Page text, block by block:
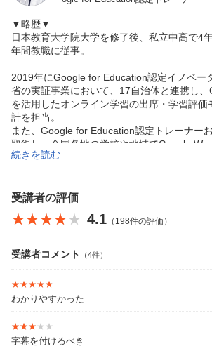
▼略歴▼
日本教育大学院大学を修了後、私立中高で4
年間教職に従事。
2019年にGoogle for Education認定イノベー
省の実証事業において、17自治体と連携し
を活用したオンライン学習の出席・学習評価
計を担当。
また、Google for Education認定トレーナー
取得し、全国各地の学校や地域でGoogle
やコーチングを実施。
推進コンサルタントとして、AIやICTの推進
ace に関する研修やスクールを運営。
YouTubeチャンネル「AI・ICT活用チャンネ
https://www.youtube.com/@suguru_aiict
続きを読む
受講者の評価
★★★★★
★★★★★ 4.1 （198件の評価）
受講者コメント （4件）
★★★★★
★★★★★
わかりやすかった
★★★★★
★★★★★
字幕を付けるべき